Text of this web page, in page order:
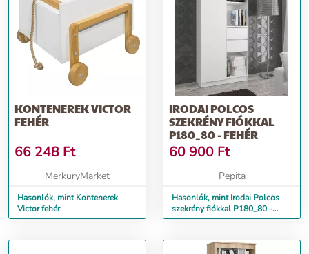
KONTENEREK VICTOR
FEHÉR
66 248 Ft
MerkuryMarket
Hasonlók, mint Kontenerek
Victor fehér
IRODAI POLCOS
SZEKRÉNY FIÓKKAL
P180_80 - FEHÉR
60 900 Ft
Pepita
Hasonlók, mint Irodai Polcos
szekrény fiókkal P180_80 -
fehér